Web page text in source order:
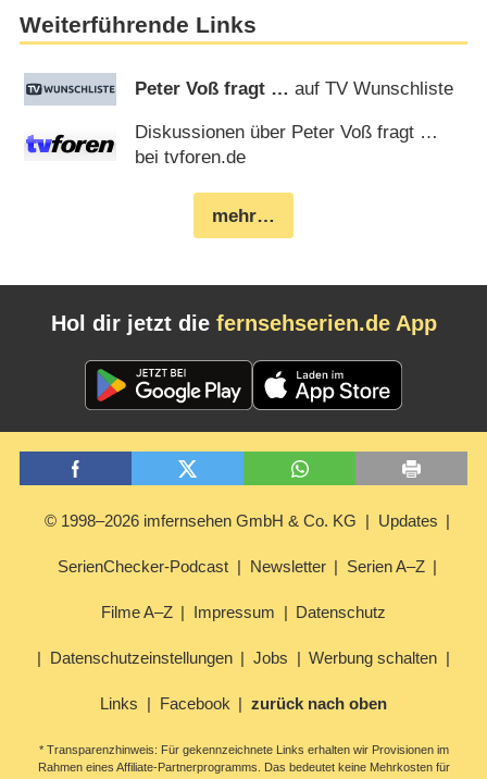
Weiterführende Links
Peter Voß fragt … auf TV Wunschliste
Diskussionen über Peter Voß fragt …
bei tvforen.de
mehr…
Hol dir jetzt die fernsehserien.de App
© 1998–2026 imfernsehen GmbH & Co. KG Updates
SerienChecker-Podcast Newsletter Serien A–Z
Filme A–Z Impressum Datenschutz
Datenschutzeinstellungen Jobs Werbung schalten
Links Facebook zurück nach oben
* Transparenzhinweis: Für gekennzeichnete Links erhalten wir Provisionen im
Rahmen eines Affiliate-Partnerprogramms. Das bedeutet keine Mehrkosten für